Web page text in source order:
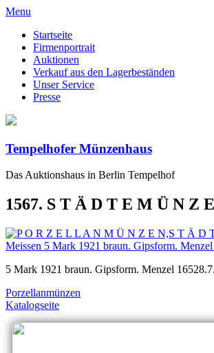
Menu
Startseite
Firmenportrait
Auktionen
Verkauf aus den Lagerbeständen
Unser Service
Presse
Tempelhofer Münzenhaus
Das Auktionshaus in Berlin Tempelhof
1567. S T Ä D T E M Ü N Z
5 Mark 1921 braun. Gipsform. Menzel 16528.7.
Porzellanmünzen
Katalogseite